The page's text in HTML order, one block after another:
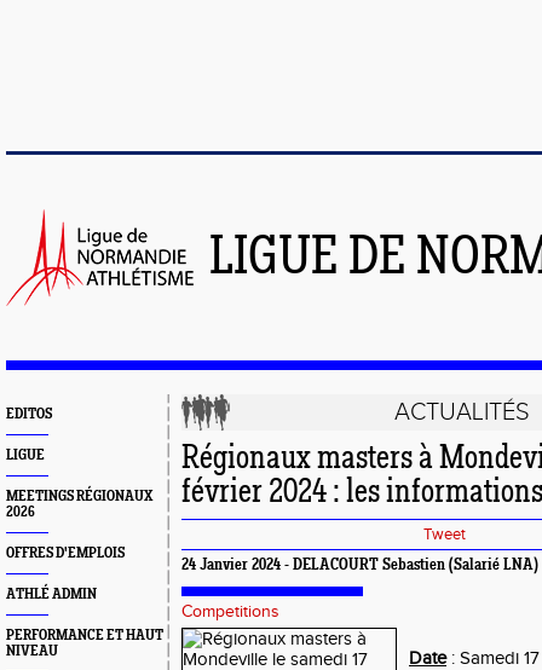
LIGUE DE
EDITOS
LIGUE
MEETINGS RÉGIONAUX
2026
OFFRES D'EMPLOIS
ATHLÉ ADMIN
PERFORMANCE ET HAUT
NIVEAU
ACTUALITÉS
Régionaux masters à
février 2024 : les informations
Tweet
24 Janvier 2024 - DELACOURT Sebastien (Salarié LNA)
Competitions
Date : Samedi